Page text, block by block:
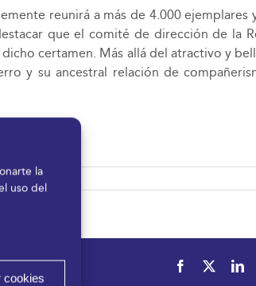
la
uso del
cookies
reunirá a más de 4.000 ejemplares
que el comité de dirección de la
certamen. Más allá del atractivo y
y su ancestral relación de
Facebook